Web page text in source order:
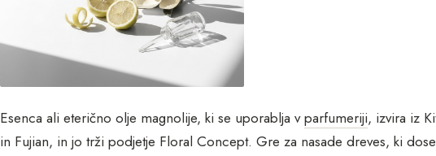
Esenca ali eterično olje magnolije, ki se uporablja vparfumeriji, izvira iz
in Fujian, in jo trži podjetje Floral Concept. Gre za nasade dreves, ki